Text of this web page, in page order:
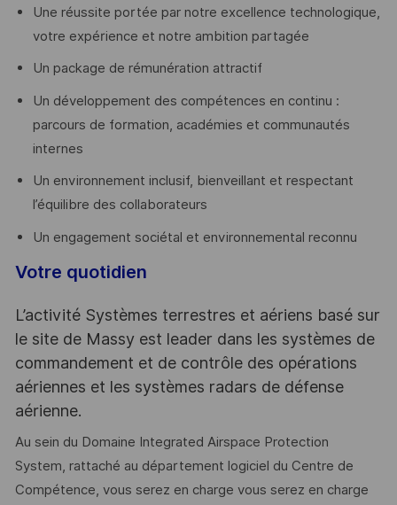
Une réussite portée par notre excellence technologique,
votre expérience et notre ambition partagée
Un package de rémunération attractif
Un développement des compétences en continu :
parcours de formation, académies et communautés
internes
Un environnement inclusif, bienveillant et respectant
l’équilibre des collaborateurs
Un engagement sociétal et environnemental reconnu
Votre quotidien
L’activité Systèmes terrestres et aériens basé sur
le site de Massy est leader dans les systèmes de
commandement et de contrôle des opérations
aériennes et les systèmes radars de défense
aérienne.
Au sein du Domaine Integrated Airspace Protection
System, rattaché au département logiciel du Centre de
Compétence, vous serez en charge vous serez en charge